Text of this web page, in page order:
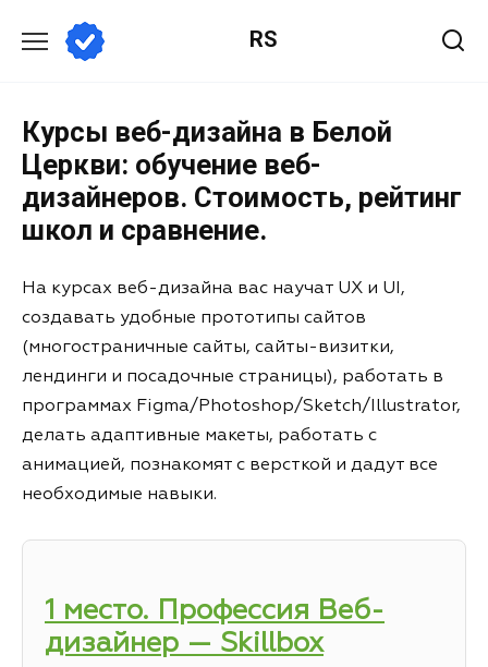
RS
Курсы веб-дизайна в Белой
Церкви: обучение веб-
дизайнеров. Стоимость, рейтинг
школ и сравнение.
На курсах веб-дизайна вас научат UX и UI,
создавать удобные прототипы сайтов
(многостраничные сайты, сайты-визитки,
лендинги и посадочные страницы), работать в
программах Figma/Photoshop/Sketch/Illustrator,
делать адаптивные макеты, работать с
анимацией, познакомят с версткой и дадут все
необходимые навыки.
1 место. Профессия Веб-
дизайнер — Skillbox